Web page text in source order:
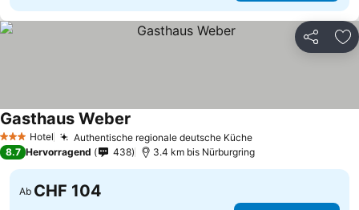
Teilen
3 SterneHotel Authentische regionale deutsche Küche
Gasthaus Weber
8.7 Hervorragend 438 3.4 km bis Nürburgring
Ab CHF 104